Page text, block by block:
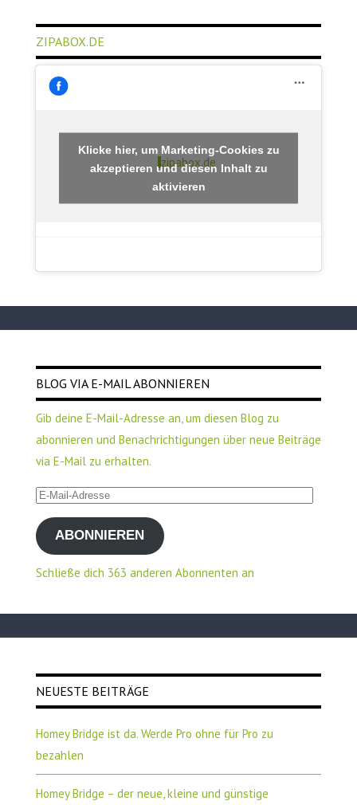
ZIPABOX.DE
zipabox.de
Klicke hier, um Marketing-Cookies zu
akzeptieren und diesen Inhalt zu
aktivieren
BLOG VIA E-MAIL ABONNIEREN
Gib deine E-Mail-Adresse an, um diesen Blog zu
abonnieren und Benachrichtigungen über neue Beiträge
via E-Mail zu erhalten.
E-
Mail-
AdresseABONNIEREN
Schließe dich 363 anderen Abonnenten an
NEUESTE BEITRÄGE
Homey Bridge ist da. Werde Pro ohne für Pro zu
bezahlen
Homey Bridge – der neue, kleine und günstige